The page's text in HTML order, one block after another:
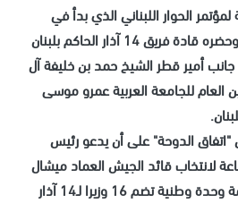
الحوار اللبناني الذي بدأ في
الدوحة يوم الجمعة الماضي وحضره قادة فريق 14 آذار الحاكم بلبنان
أمير قطر الشيخ حمد بن خليفة آل
العام للجامعة العربية عمرو موسى
"اتفاق الدوحة" على أن يدعو رئيس
إلى جلسة في 24 ساعة لانتخاب قائد الجيش العماد ميشال
سليمان رئيسا وتشكيل حكومة وحدة وطنية تضم 16 وزيرا لـ14 آذار